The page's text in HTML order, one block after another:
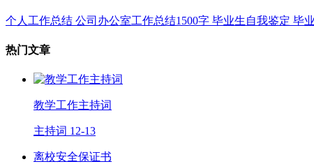
个人工作总结 公司办公室工作总结1500字 毕业生自我鉴定 毕
热门文章
教学工作主持词
主持词 12-13
离校安全保证书